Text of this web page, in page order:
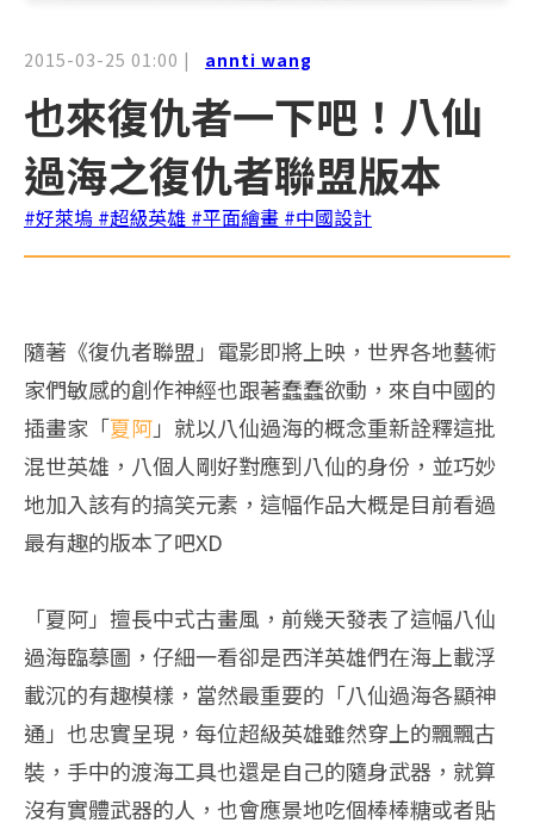
2015-03-25 01:00 | annti wang
也來復仇者一下吧！八仙
過海之復仇者聯盟版本
#好萊塢 #超級英雄 #平面繪畫 #中國設計
隨著《復仇者聯盟」電影即將上映，世界各地藝術
家們敏感的創作神經也跟著蠢蠢欲動，來自中國的
插畫家「夏阿」就以八仙過海的概念重新詮釋這批
混世英雄，八個人剛好對應到八仙的身份，並巧妙
地加入該有的搞笑元素，這幅作品大概是目前看過
最有趣的版本了吧XD
「夏阿」擅長中式古畫風，前幾天發表了這幅八仙
過海臨摹圖，仔細一看卻是西洋英雄們在海上載浮
載沉的有趣模樣，當然最重要的「八仙過海各顯神
通」也忠實呈現，每位超級英雄雖然穿上的飄飄古
裝，手中的渡海工具也還是自己的隨身武器，就算
沒有實體武器的人，也會應景地吃個棒棒糖或者貼